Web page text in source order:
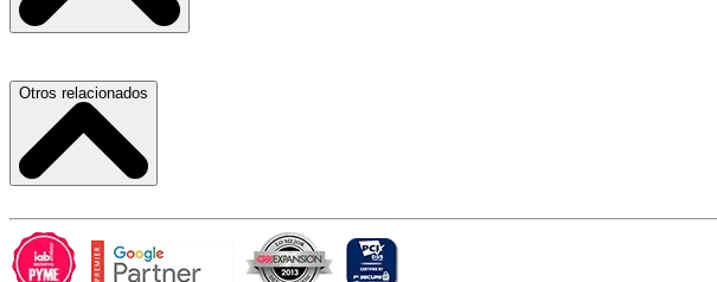
Ferreterías
Ferreterías
Refacciones y Accesorios para Automóviles y Camiones
Aire Acondicionado
Hospitales, Sanatorios y Clínicas
Nuestras Oficinas
Proveedores
Atracción de Talento
Términos y Condiciones
Otros relacionados
Carlos Slim